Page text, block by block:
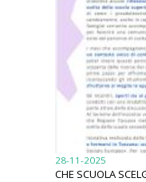
28-11-2025
CHE SCUOLA